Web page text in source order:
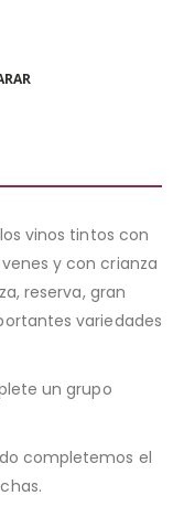
vinos tintos con
y con crianza
reserva, gran
variedades
un grupo
completemos el